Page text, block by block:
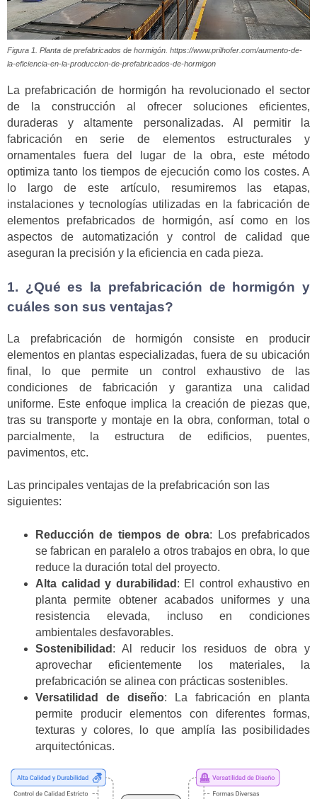
Figura 1. Planta de prefabricados de hormigón. https://www.prilhofer.com/aumento-de-
la-eficiencia-en-la-produccion-de-prefabricados-de-hormigon
La prefabricación de hormigón ha revolucionado el sector
de la construcción al ofrecer soluciones eficientes,
duraderas y altamente personalizadas. Al permitir la
fabricación en serie de elementos estructurales y
ornamentales fuera del lugar de la obra, este método
optimiza tanto los tiempos de ejecución como los costes. A
lo largo de este artículo, resumiremos las etapas,
instalaciones y tecnologías utilizadas en la fabricación de
elementos prefabricados de hormigón, así como en los
aspectos de automatización y control de calidad que
aseguran la precisión y la eficiencia en cada pieza.
1. ¿Qué es la prefabricación de hormigón y
cuáles son sus ventajas?
La prefabricación de hormigón consiste en producir
elementos en plantas especializadas, fuera de su ubicación
final, lo que permite un control exhaustivo de las
condiciones de fabricación y garantiza una calidad
uniforme. Este enfoque implica la creación de piezas que,
tras su transporte y montaje en la obra, conforman, total o
parcialmente, la estructura de edificios, puentes,
pavimentos, etc.
Las principales ventajas de la prefabricación son las
siguientes:
Reducción de tiempos de obra: Los prefabricados
se fabrican en paralelo a otros trabajos en obra, lo que
reduce la duración total del proyecto.
Alta calidad y durabilidad : El control exhaustivo en
planta permite obtener acabados uniformes y una
resistencia elevada, incluso en condiciones
ambientales desfavorables.
Sostenibilidad : Al reducir los residuos de obra y
aprovechar eficientemente los materiales, la
prefabricación se alinea con prácticas sostenibles.
Versatilidad de diseño: La fabricación en planta
permite producir elementos con diferentes formas,
texturas y colores, lo que amplía las posibilidades
arquitectónicas.